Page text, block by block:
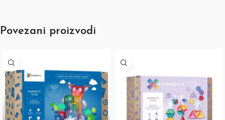
Povezani proizvodi